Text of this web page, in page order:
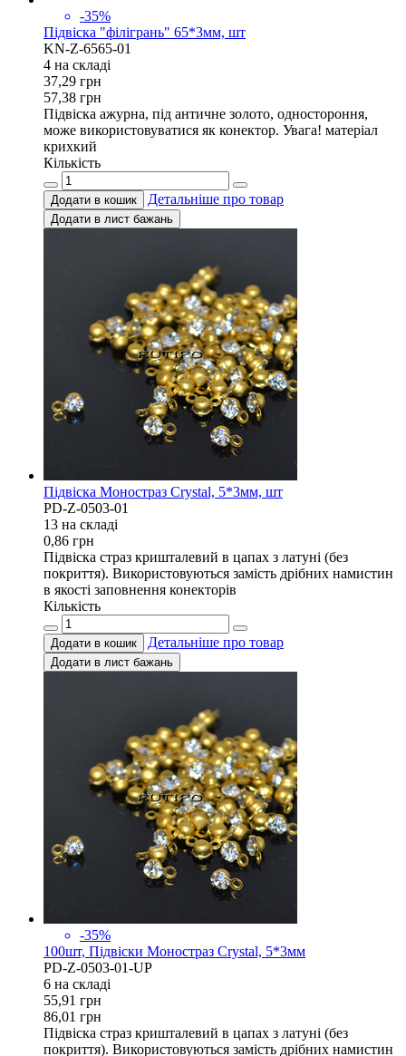
-35%
Підвіска "філігрань" 65*3мм, шт
KN-Z-6565-01
4 на складi
37,29 грн
57,38 грн
Підвіска ажурна, під античне золото, одностороння,
може використовуватися як конектор. Увага! матеріал
крихкий
Кількість
Додати в кошик Детальніше про товар
Додати в лист бажань
Підвіска Моностраз Crystal, 5*3мм, шт
PD-Z-0503-01
13 на складi
0,86 грн
Підвіска страз кришталевий в цапах з латуні (без
покриття). Використовуються замість дрібних намистин
в якості заповнення конекторів
Кількість
Додати в кошик Детальніше про товар
Додати в лист бажань
-35%
100шт, Підвіски Моностраз Crystal, 5*3мм
PD-Z-0503-01-UP
6 на складi
55,91 грн
86,01 грн
Підвіска страз кришталевий в цапах з латуні (без
покриття). Використовуються замість дрібних намистин